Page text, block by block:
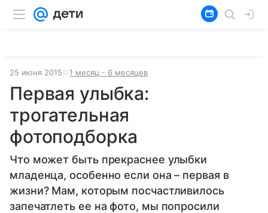
25 июня 2015 1 месяц - 6 месяцев
Первая улыбка:
трогательная
фотоподборка
Что может быть прекраснее улыбки
младенца, особенно если она – первая в
жизни? Мам, которым посчастливилось
запечатлеть ее на фото, мы попросили